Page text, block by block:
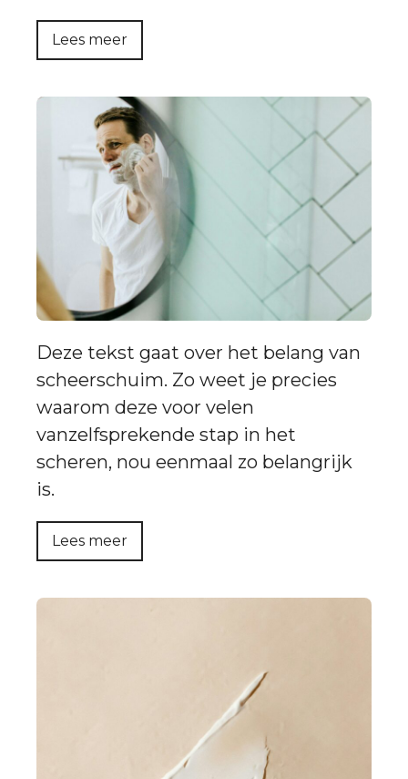
Lees meer
Deze tekst gaat over het belang van
scheerschuim. Zo weet je precies
waarom deze voor velen
vanzelfsprekende stap in het
scheren, nou eenmaal zo belangrijk
is.
Lees meer